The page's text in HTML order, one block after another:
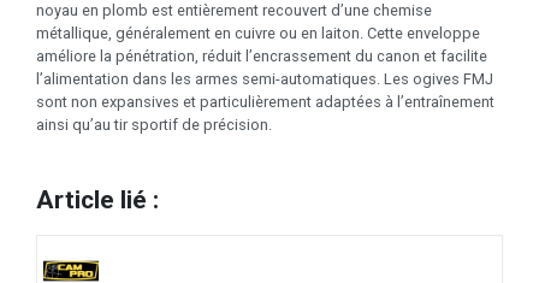
noyau en plomb est entièrement recouvert d’une chemise
métallique, généralement en cuivre ou en laiton. Cette enveloppe
améliore la pénétration, réduit l’encrassement du canon et facilite
l’alimentation dans les armes semi-automatiques. Les ogives FMJ
sont non expansives et particulièrement adaptées à l’entraînement
ainsi qu’au tir sportif de précision.
Article lié :